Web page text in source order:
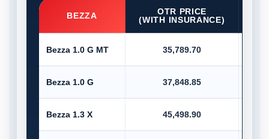
BEZZA
OTR PRICE
(WITH INSURANCE)
Bezza 1.0 G MT 35,789.70
Bezza 1.0 G 37,848.85
Bezza 1.3 X 45,498.90